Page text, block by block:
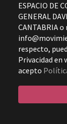
ESPACIO DE
GENERAL
CANTABRIA
respecto,
Privacidad en www.movimientoenred.org He leído y
acepto